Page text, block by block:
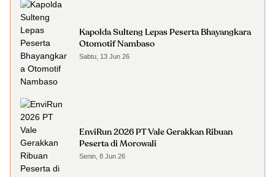
Kapolda Sulteng Lepas Peserta Bhayangkara
Otomotif Nambaso
Sabtu, 13 Jun 26
EnviRun 2026 PT Vale Gerakkan Ribuan
Peserta di Morowali
Senin, 8 Jun 26